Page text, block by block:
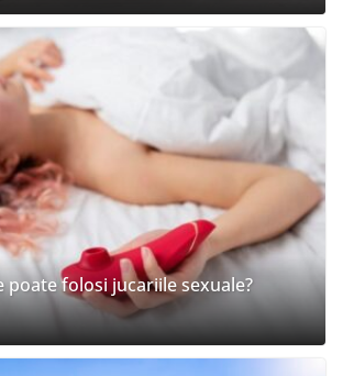
poate folosi jucariile sexuale?